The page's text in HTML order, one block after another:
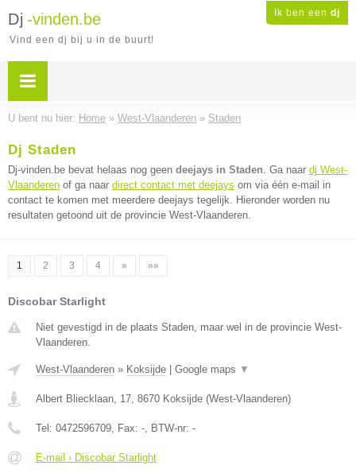
Ik ben een dj
Dj -vinden.be
Vind een dj bij u in de buurt!
U bent nu hier: Home » West-Vlaanderen » Staden
Dj Staden
Dj-vinden.be bevat helaas nog geen deejays in Staden. Ga naar dj West-
Vlaanderen of ga naar direct contact met deejays om via één e-mail in
contact te komen met meerdere deejays tegelijk. Hieronder worden nu
resultaten getoond uit de provincie West-Vlaanderen.
1 2 3 4 » »»
Discobar Starlight
Niet gevestigd in de plaats Staden, maar wel in de provincie West-
Vlaanderen.
West-Vlaanderen » Koksijde Google maps ▼
Albert Bliecklaan, 17, 8670 Koksijde (West-Vlaanderen)
Tel: 0472596709, Fax: -, BTW-nr: -
E-mail › Discobar Starlight